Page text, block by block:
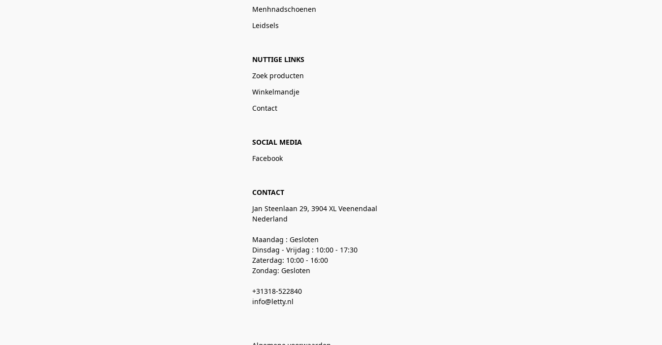
Menhnadschoenen
Leidsels
NUTTIGE LINKS
Zoek producten
Winkelmandje
Contact
SOCIAL MEDIA
Facebook
CONTACT
Jan Steenlaan 29, 3904 XL Veenendaal
Nederland
Maandag : Gesloten
Dinsdag - Vrijdag : 10:00 - 17:30
Zaterdag: 10:00 - 16:00
Zondag: Gesloten
+31318-522840
info@letty.nl